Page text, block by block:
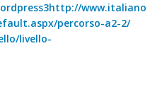
www.italiano
percorso-a2-2/
livello-